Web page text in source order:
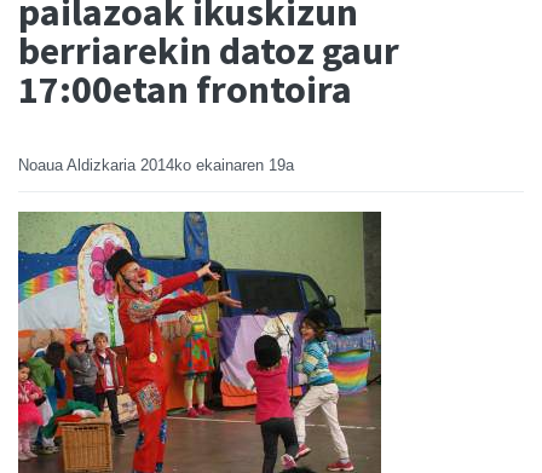
pailazoak ikuskizun
berriarekin datoz gaur
17:00etan frontoira
Noaua Aldizkaria 2014ko ekainaren 19a